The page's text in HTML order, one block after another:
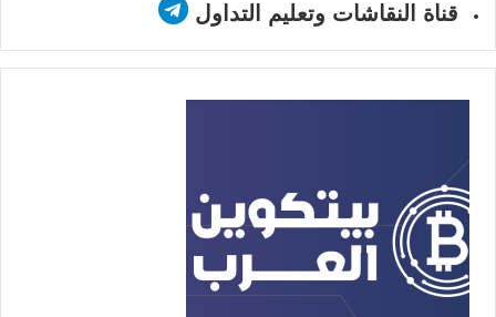
قناة النقاشات وتعليم التداول